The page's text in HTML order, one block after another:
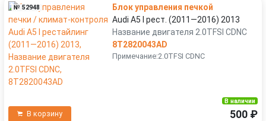
№ 52948
Блок управления печкой
Audi A5 I рест. (2011—2016) 2013
Название двигателя 2.0TFSI CDNC
8T2820043AD
Примечание:2.0TFSI CDNC
В корзину
В наличии
500 ₽